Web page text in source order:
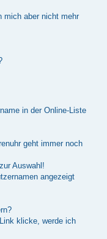
mich aber nicht mehr
in der Online-Liste
geht immer noch
Auswahl!
angezeigt
klicke, werde ich